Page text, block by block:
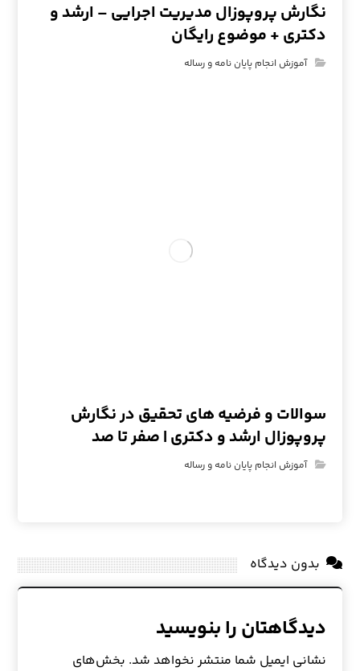
نگارش پروپوزال مدیریت اجرایی – ارشد و
دکتری + موضوع رایگان
آموزش انجام پایان نامه و رساله
سوالات و فرضیه های تحقیق در نگارش
پروپوزال ارشد و دکتری | صفر تا صد
آموزش انجام پایان نامه و رساله
بدون دیدگاه
دیدگاهتان را بنویسید
نشانی ایمیل شما منتشر نخواهد شد. بخش‌های